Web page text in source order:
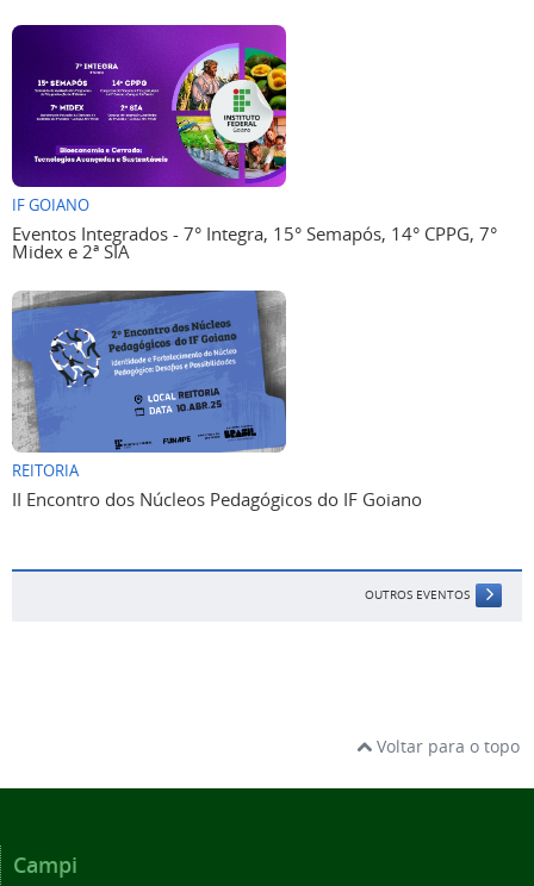
IF GOIANO
Eventos Integrados - 7° Integra, 15° Semapós, 14° CPPG, 7°
Midex e 2ª SIA
REITORIA
II Encontro dos Núcleos Pedagógicos do IF Goiano
OUTROS EVENTOS
Voltar para o topo
Campi